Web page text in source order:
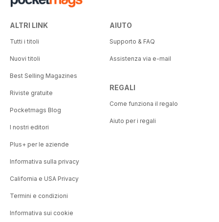
ALTRI LINK
Tutti i titoli
Nuovi titoli
Best Selling Magazines
Riviste gratuite
Pocketmags Blog
I nostri editori
Plus+ per le aziende
Informativa sulla privacy
California e USA Privacy
Termini e condizioni
Informativa sui cookie
AIUTO
Supporto & FAQ
Assistenza via e-mail
REGALI
Come funziona il regalo
Aiuto per i regali